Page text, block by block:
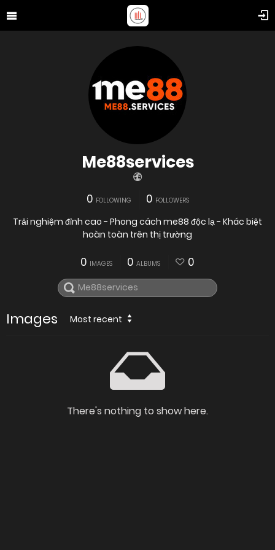
Me88services
0 FOLLOWING 0 FOLLOWERS
Trải nghiệm đỉnh cao - Phong cách me88 độc lạ - Khác biệt
hoàn toàn trên thị trường
0 IMAGES 0 ALBUMS 0
Images Most recent
There's nothing to show here.